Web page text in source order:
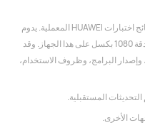
في الظروف الطبيعية، تستند البيانات إلى نتائج اختبارات HUAWEI المعملية. يدوم
شحن البطارية 12 ساعة من تشغيل الفيديو بدقة 1080 بكسل على هذا الجهاز. وقد
وإصدار البرامج، وظروف الاستخدام،
الأخرى.